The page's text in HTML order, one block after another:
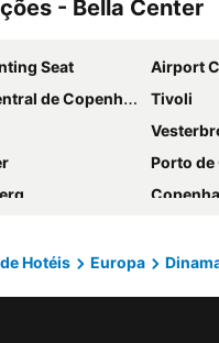
Cabinn
Wakeup
Towers by IHG
a&o
Borgergade
Hotel
Nørrebro
NH
The
Good
- Bella Center
Seat
Airport
de Copenhague
Tivoli
Porto de
Nørrebro
Hotéis Europa